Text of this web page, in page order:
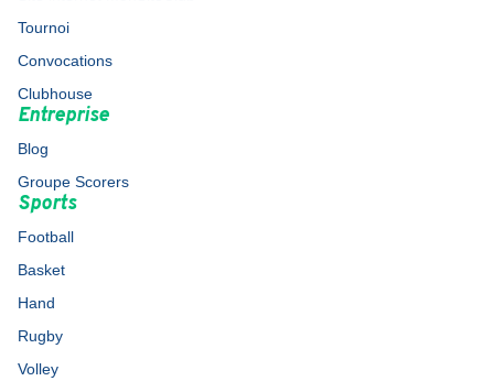
Tournoi
Convocations
Clubhouse
Entreprise
Blog
Groupe Scorers
Sports
Football
Basket
Hand
Rugby
Volley